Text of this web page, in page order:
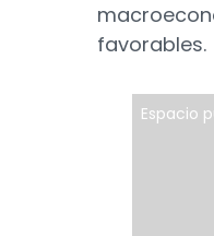
favorables.
Espacio